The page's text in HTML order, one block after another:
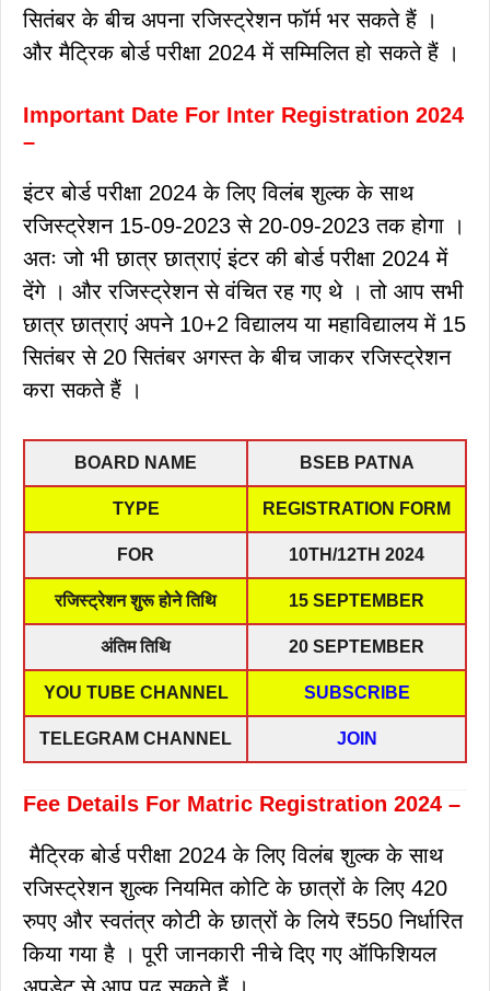
सितंबर के बीच अपना रजिस्ट्रेशन फॉर्म भर सकते हैं ।
और मैट्रिक बोर्ड परीक्षा 2024 में सम्मिलित हो सकते हैं ।
Important Date For Inter Registration 2024
–
इंटर बोर्ड परीक्षा 2024 के लिए विलंब शुल्क के साथ
रजिस्ट्रेशन 15-09-2023 से 20-09-2023 तक होगा ।
अतः जो भी छात्र छात्राएं इंटर की बोर्ड परीक्षा 2024 में
देंगे । और रजिस्ट्रेशन से वंचित रह गए थे । तो आप सभी
छात्र छात्राएं अपने 10+2 विद्यालय या महाविद्यालय में 15
सितंबर से 20 सितंबर अगस्त के बीच जाकर रजिस्ट्रेशन
करा सकते हैं ।
BOARD NAME BSEB PATNA
TYPE REGISTRATION FORM
FOR 10TH/12TH 2024
रजिस्ट्रेशन शुरू होने तिथि 15 SEPTEMBER
अंतिम तिथि 20 SEPTEMBER
YOU TUBE CHANNEL SUBSCRIBE
TELEGRAM CHANNEL JOIN
Fee Details For Matric Registration 2024 –
मैट्रिक बोर्ड परीक्षा 2024 के लिए विलंब शुल्क के साथ
रजिस्ट्रेशन शुल्क नियमित कोटि के छात्रों के लिए 420
रुपए और स्वतंत्र कोटी के छात्रों के लिये ₹550 निर्धारित
किया गया है । पूरी जानकारी नीचे दिए गए ऑफिशियल